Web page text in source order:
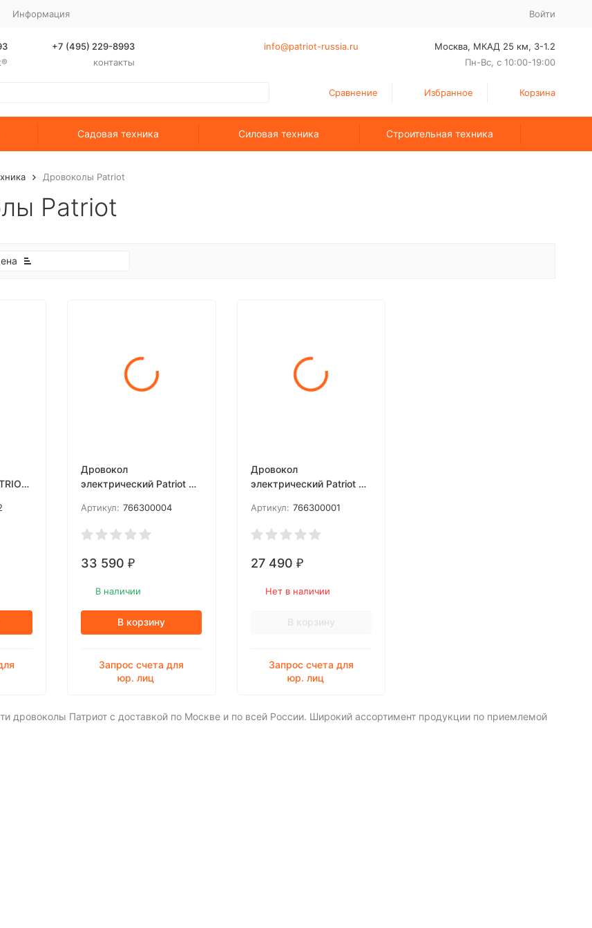
Информация Войти
+7 (495) 229-8993
контакты
info@patriot-russia.ru
Москва, МКАД 25 км, З-1.2
Пн-Вс, с 10:00-19:00
Сравнение Избранное Корзина
Садовая техника Силовая техника Строительная техника
Дровоколы Patriot
Patriot
Дровокол
электрический Patriot CE
Артикул: 766300004
33 590 ₽
В наличии
В корзину
Запрос счета для
юр. лиц
Дровокол
электрический Patriot CE
Артикул: 766300001
27 490 ₽
Нет в наличии
В корзину
Запрос счета для
юр. лиц
дровоколы Патриот с доставкой по Москве и по всей России. Широкий ассортимент продукции по приемлемой